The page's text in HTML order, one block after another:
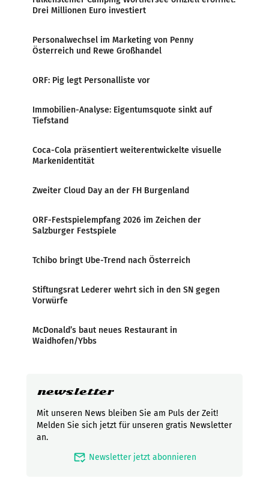
Drei Millionen Euro investiert
Personalwechsel im Marketing von Penny
Österreich und Rewe Großhandel
ORF: Pig legt Personalliste vor
Immobilien-Analyse: Eigentumsquote sinkt auf
Tiefstand
Coca-Cola präsentiert weiterentwickelte visuelle
Markenidentität
Zweiter Cloud Day an der FH Burgenland
ORF-Festspielempfang 2026 im Zeichen der
Salzburger Festspiele
Tchibo bringt Ube-Trend nach Österreich
Stiftungsrat Lederer wehrt sich in den SN gegen
Vorwürfe
McDonald’s baut neues Restaurant in
Waidhofen/Ybbs
newsletter
Mit unseren News bleiben Sie am Puls der Zeit!
Melden Sie sich jetzt für unseren gratis Newsletter
an.
mark_email_read Newsletter jetzt abonnieren